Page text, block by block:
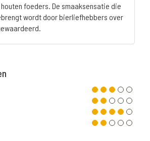
foeders. De smaaksensatie die
wordt door bierliefhebbers over